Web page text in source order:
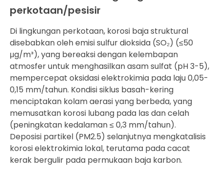
perkotaan/pesisir
Di lingkungan perkotaan, korosi baja struktural
disebabkan oleh emisi sulfur dioksida (SO₂) (≤50
μg/m³), yang bereaksi dengan kelembapan
atmosfer untuk menghasilkan asam sulfat (pH 3-5),
mempercepat oksidasi elektrokimia pada laju 0,05-
0,15 mm/tahun. Kondisi siklus basah-kering
menciptakan kolam aerasi yang berbeda, yang
memusatkan korosi lubang pada las dan celah
(peningkatan kedalaman ≤ 0,3 mm/tahun).
Deposisi partikel (PM2.5) selanjutnya mengkatalisis
korosi elektrokimia lokal, terutama pada cacat
kerak bergulir pada permukaan baja karbon.